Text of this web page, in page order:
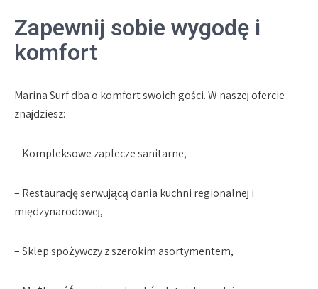
Zapewnij sobie wygodę i
komfort
Marina Surf dba o komfort swoich gości. W naszej ofercie
znajdziesz:
– Kompleksowe zaplecze sanitarne,
– Restaurację serwującą dania kuchni regionalnej i
międzynarodowej,
– Sklep spożywczy z szerokim asortymentem,